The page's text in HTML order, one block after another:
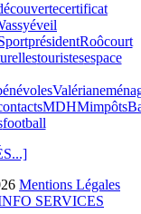
certificat
éveil
présidentRoôcourt
touristesespace
Valériane
MDHMimpôts
football
Mentions Légales
SERVICES